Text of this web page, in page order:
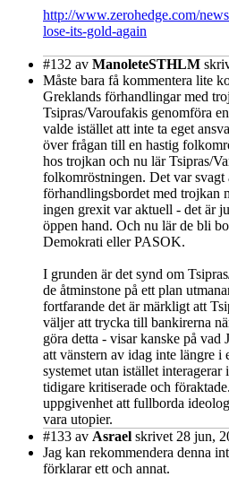
http://www.zerohedge.com/
lose-its-gold-again
#132 av ManoleteSTHLM
Måste bara få kommentera lite
Greklands förhandlingar med
Tsipras/Varoufakis genomföra
valde istället att inte ta eget
över frågan till en hastig
hos trojkan och nu lär Tsipras/
folkomröstningen. Det var svagt
förhandlingsbordet med trojkan
ingen grexit var aktuell - det är
öppen hand. Och nu lär de bli
Demokrati eller PASOK.
I grunden är det synd om
de åtminstone på ett plan
fortfarande det är märkligt att
väljer att trycka till bankirerna
göra detta - visar kanske på vad
att vänstern av idag inte längre
systemet utan istället interagerar
tidigare kritiserade och
uppgivenhet att fullborda
vara utopier.
#133 av Asrael skrivet 28 jun,
Jag kan rekommendera denna
förklarar ett och annat.